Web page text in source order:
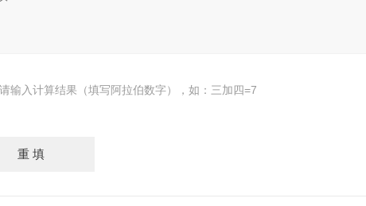
请输入计算结果（填写阿拉伯数字），如：三加四=7